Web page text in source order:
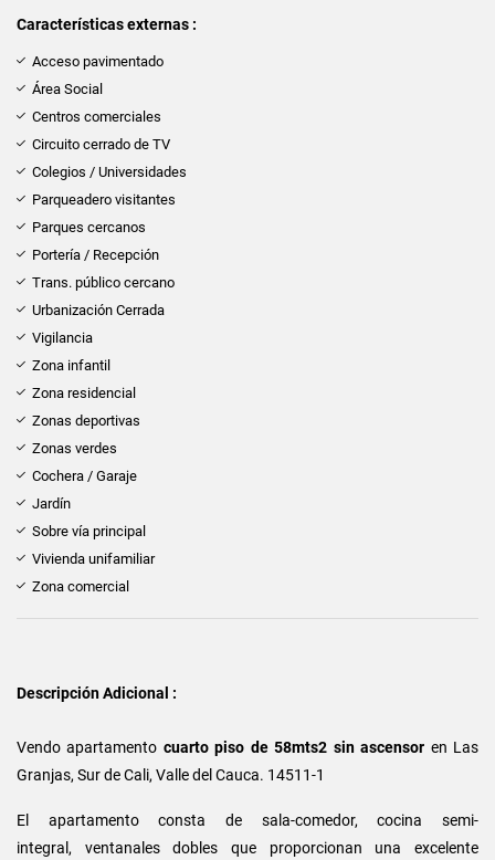
Características externas :
Acceso pavimentado
Área Social
Centros comerciales
Circuito cerrado de TV
Colegios / Universidades
Parqueadero visitantes
Parques cercanos
Portería / Recepción
Trans. público cercano
Urbanización Cerrada
Vigilancia
Zona infantil
Zona residencial
Zonas deportivas
Zonas verdes
Cochera / Garaje
Jardín
Sobre vía principal
Vivienda unifamiliar
Zona comercial
Descripción Adicional :
Vendo apartamento cuarto piso de 58mts2 sin ascensor en Las
Granjas, Sur de Cali, Valle del Cauca. 14511-1
El apartamento consta de sala-comedor, cocina semi-
integral, ventanales dobles que proporcionan una excelente